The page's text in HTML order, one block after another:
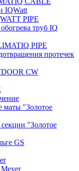
IQWatt
PIPE
труб IQ
PIPE
протечек
CW
маты "Золотое
"Золотое
GS